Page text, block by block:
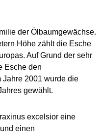
der Ölbaumgewächse.
Höhe zählt die Esche
Auf Grund der sehr
Esche den
Jahre 2001 wurde die
gewählt.
excelsior eine
einen